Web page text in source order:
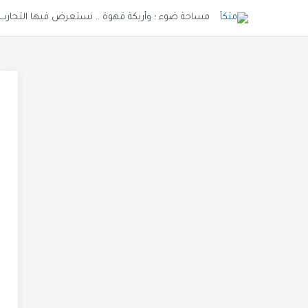
مساحة ضوء ؛ وأريكة قهوة .. نستعرض فيها